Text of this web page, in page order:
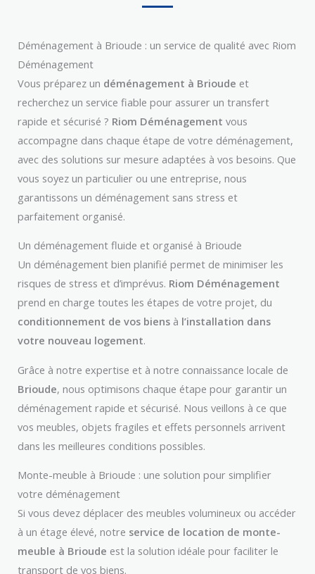
Déménagement à Brioude : un service de qualité avec Riom
Déménagement
Vous préparez un déménagement à Brioude et
recherchez un service fiable pour assurer un transfert
rapide et sécurisé ? Riom Déménagement vous
accompagne dans chaque étape de votre déménagement,
avec des solutions sur mesure adaptées à vos besoins. Que
vous soyez un particulier ou une entreprise, nous
garantissons un déménagement sans stress et
parfaitement organisé.
Un déménagement fluide et organisé à Brioude
Un déménagement bien planifié permet de minimiser les
risques de stress et d’imprévus. Riom Déménagement
prend en charge toutes les étapes de votre projet, du
conditionnement de vos biens à l’installation dans
votre nouveau logement.
Grâce à notre expertise et à notre connaissance locale de
Brioude, nous optimisons chaque étape pour garantir un
déménagement rapide et sécurisé. Nous veillons à ce que
vos meubles, objets fragiles et effets personnels arrivent
dans les meilleures conditions possibles.
Monte-meuble à Brioude : une solution pour simplifier
votre déménagement
Si vous devez déplacer des meubles volumineux ou accéder
à un étage élevé, notre service de location de monte-
meuble à Brioude est la solution idéale pour faciliter le
transport de vos biens.